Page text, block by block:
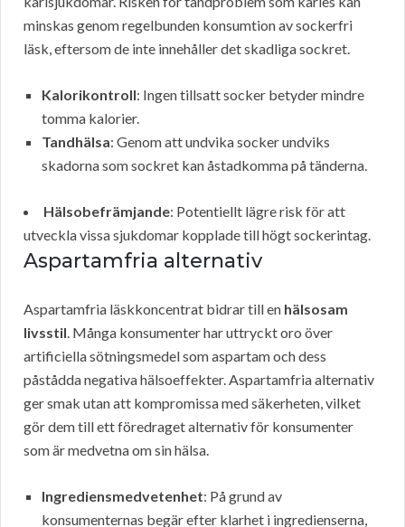
minskas genom regelbunden konsumtion av sockerfri
läsk, eftersom de inte innehåller det skadliga sockret.
Kalorikontroll: Ingen tillsatt socker betyder mindre
tomma kalorier.
Tandhälsa: Genom att undvika socker undviks
skadorna som sockret kan åstadkomma på tänderna.
Hälsobefrämjande: Potentiellt lägre risk för att
utveckla vissa sjukdomar kopplade till högt sockerintag.
Aspartamfria alternativ
Aspartamfria läskkoncentrat bidrar till en hälsosam
livsstil. Många konsumenter har uttryckt oro över
artificiella sötningsmedel som aspartam och dess
påstådda negativa hälsoeffekter. Aspartamfria alternativ
ger smak utan att kompromissa med säkerheten, vilket
gör dem till ett föredraget alternativ för konsumenter
som är medvetna om sin hälsa.
Ingrediensmedvetenhet: På grund av
konsumenternas begär efter klarhet i ingredienserna,